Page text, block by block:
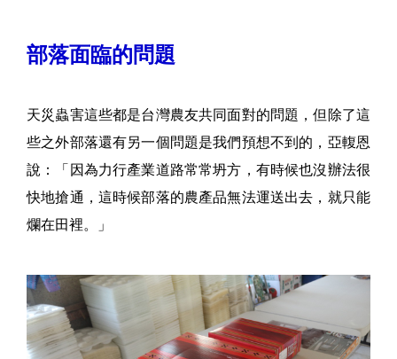
部落面臨的問題
天災蟲害這些都是台灣農友共同面對的問題，但除了這
些之外部落還有另一個問題是我們預想不到的，亞輹恩
說：「因為力行產業道路常常坍方，有時候也沒辦法很
快地搶通，這時候部落的農產品無法運送出去，就只能
爛在田裡。」